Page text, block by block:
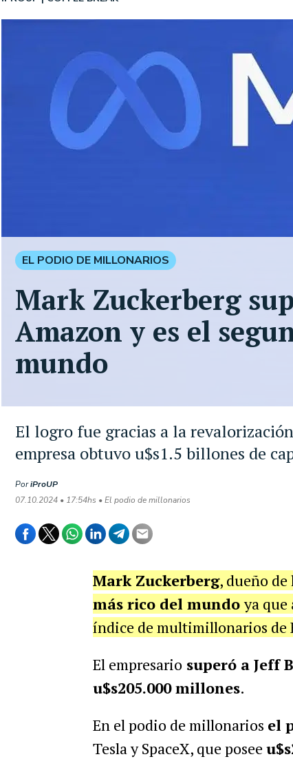
El logro fue gracias a la
empresa obtuvo u$s1.5 billones de
PoriProUP
07.10.2024 • 17:54hs • El podio de millonarios
EL PODIO DE MILLONARIOS
Mark Zuckerberg
Amazon y es el
mundo
Mark Zuckerberg, dueño de
más rico del mundoya que
índice de multimillonarios de
El empresario superó a Jeff
u$s205.000 millones.
En el podio de millonarios el
Tesla y SpaceX, que posee